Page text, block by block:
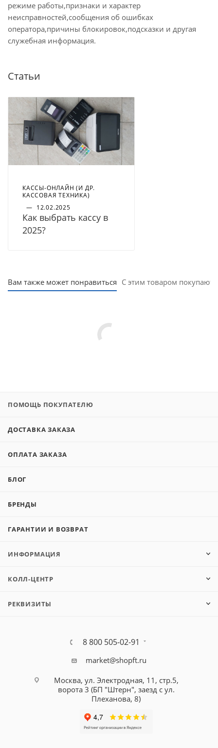
режиме работы,признаки и характер
неисправностей,сообщения об ошибках
оператора,причины блокировок,подсказки и другая
служебная информация.
Статьи
КАССЫ-ОНЛАЙН (И ДР.
КАССОВАЯ ТЕХНИКА)
— 12.02.2025
Как выбрать кассу в
2025?
Вам также может понравиться С этим товаром покупают
ПОМОЩЬ ПОКУПАТЕЛЮ
ДОСТАВКА ЗАКАЗА
ОПЛАТА ЗАКАЗА
БЛОГ
БРЕНДЫ
ГАРАНТИИ И ВОЗВРАТ
ИНФОРМАЦИЯ
КОЛЛ-ЦЕНТР
РЕКВИЗИТЫ
8 800 505-02-91
market@shopft.ru
Москва, ул. Электродная, 11, стр.5,
ворота 3 (БП "Штерн", заезд с ул.
Плеханова, 8)